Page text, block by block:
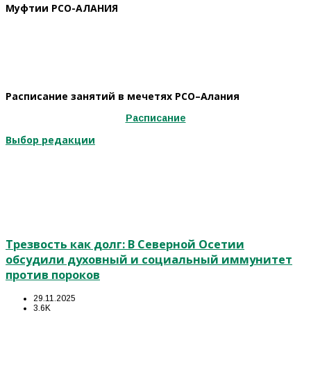
Муфтии РСО-АЛАНИЯ
Расписание занятий в мечетях РСО–Алания
Расписание
Выбор редакции
Трезвость как долг: В Северной Осетии
обсудили духовный и социальный иммунитет
против пороков
29.11.2025
3.6K